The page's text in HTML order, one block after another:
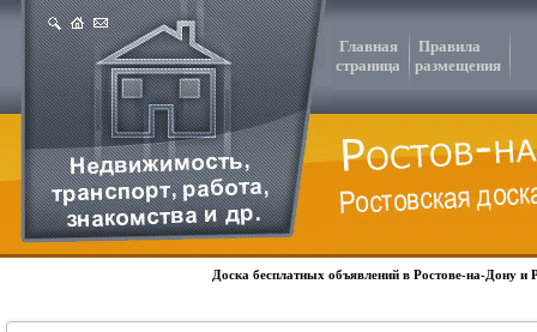
Главная
страница
Правила
размещения
Доска бесплатных объявлений в Ростове-на-Дону